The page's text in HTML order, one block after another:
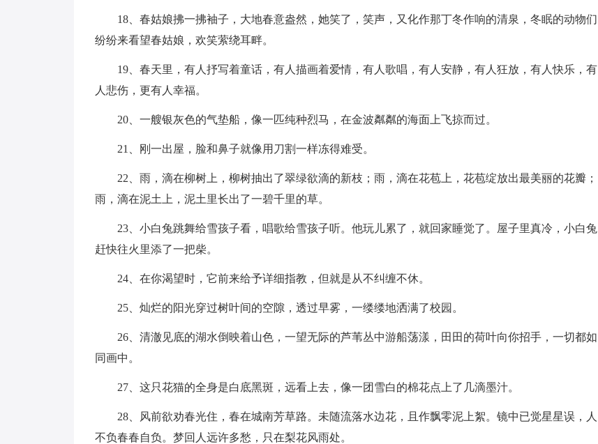
18、春姑娘拂一拂袖子，大地春意盎然，她笑了，笑声，又化作那丁冬作响的清泉，冬眠的动物们
纷纷来看望春姑娘，欢笑萦绕耳畔。
19、春天里，有人抒写着童话，有人描画着爱情，有人歌唱，有人安静，有人狂放，有人快乐，有
人悲伤，更有人幸福。
20、一艘银灰色的气垫船，像一匹纯种烈马，在金波粼粼的海面上飞掠而过。
21、刚一出屋，脸和鼻子就像用刀割一样冻得难受。
22、雨，滴在柳树上，柳树抽出了翠绿欲滴的新枝；雨，滴在花苞上，花苞绽放出最美丽的花瓣；
雨，滴在泥土上，泥土里长出了一碧千里的草。
23、小白兔跳舞给雪孩子看，唱歌给雪孩子听。他玩儿累了，就回家睡觉了。屋子里真冷，小白兔
赶快往火里添了一把柴。
24、在你渴望时，它前来给予详细指教，但就是从不纠缠不休。
25、灿烂的阳光穿过树叶间的空隙，透过早雾，一缕缕地洒满了校园。
26、清澈见底的湖水倒映着山色，一望无际的芦苇丛中游船荡漾，田田的荷叶向你招手，一切都如
同画中。
27、这只花猫的全身是白底黑斑，远看上去，像一团雪白的棉花点上了几滴墨汁。
28、风前欲劝春光住，春在城南芳草路。未随流落水边花，且作飘零泥上絮。镜中已觉星星误，人
不负春春自负。梦回人远许多愁，只在梨花风雨处。